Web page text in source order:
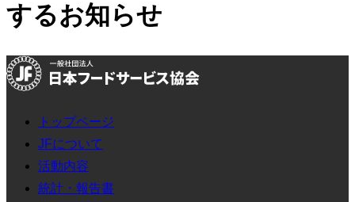
するお知らせ
トップページ
JFについて
活動内容
統計・報告書